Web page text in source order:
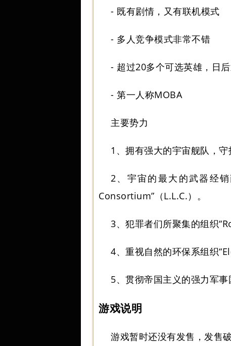
- 既有剧情，又有联机模式
- 多人竞争模式非常不错
- 超过20多个可选英雄，日
- 第一人称MOBA
主要势力
1、拥有强大的宇宙舰队，守
2、宇宙的最大的武器经
Consortium”（L.L.C.）。
3、犯罪者们所聚集的组织
4、重视自然的环保系组织
5、贯彻帝国主义的强力军事
游戏说明
游戏暂时还没有发售，发售